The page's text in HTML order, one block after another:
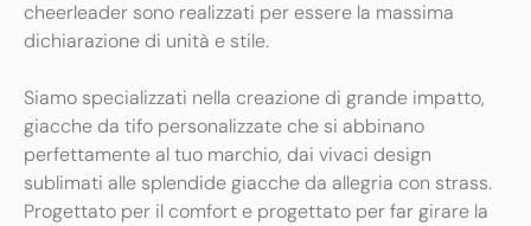
cheerleader sono realizzati per essere la massima
dichiarazione di unità e stile.
Siamo specializzati nella creazione di grande impatto,
giacche da tifo personalizzate che si abbinano
perfettamente al tuo marchio, dai vivaci design
sublimati alle splendide giacche da allegria con strass.
Progettato per il comfort e progettato per far girare la